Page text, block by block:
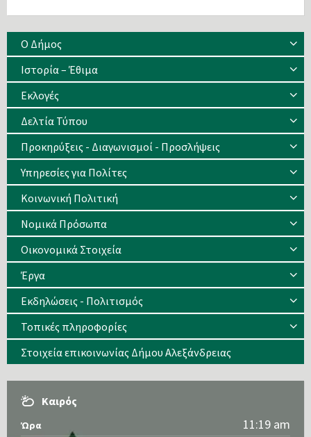
Ο Δήμος
Ιστορία – Έθιμα
Eκλογές
Δελτία Τύπου
Προκηρύξεις - Διαγωνισμοί - Προσλήψεις
Υπηρεσίες για Πολίτες
Κοινωνική Πολιτική
Νομικά Πρόσωπα
Οικονομικά Στοιχεία
Έργα
Εκδηλώσεις - Πολιτισμός
Τοπικές πληροφορίες
Στοιχεία επικοινωνίας Δήμου Αλεξάνδρειας
Καιρός
Ώρα 11:19 am